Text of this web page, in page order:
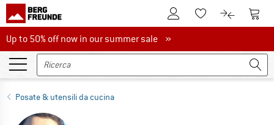
Al conto clienteAlla lista
Al Al
Up to 50% off now in our summer sale
Up to 50% off now in our summer sale »
Posate & utensili da cucina